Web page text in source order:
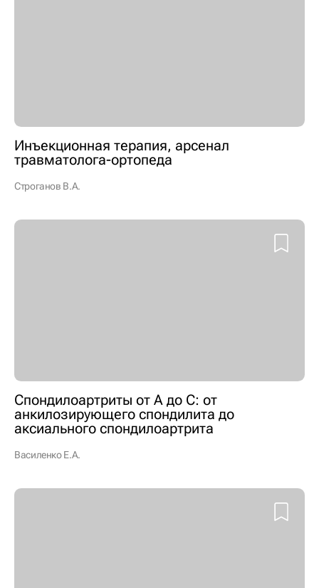
Инъекционная терапия, арсенал
травматолога-ортопеда
Строганов В.А.
Спондилоартриты от А до С: от
анкилозирующего спондилита до
аксиального спондилоартрита
Василенко Е.А.